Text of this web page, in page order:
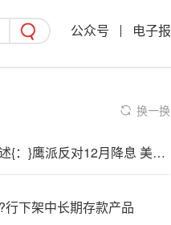
公众号 电子报
换一换
观点综述{：}鹰派反对12月降息 美联储或2月起买国库券
行下架中长期存款产品